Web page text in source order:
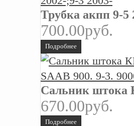
Трубка акпп 9-5
700.00руб.
Подробнее
Сальник штока
670.00руб.
Подробнее